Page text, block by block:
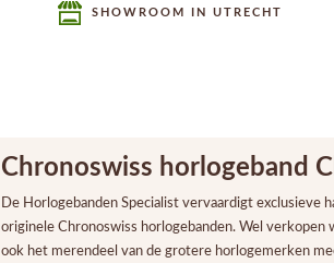
SHOWROOM IN UTRECHT
Chronoswiss horlogeband
De Horlogebanden Specialist vervaardigt exclusieve
originele Chronoswiss horlogebanden. Wel
ook het merendeel van de grotere horlogemerken